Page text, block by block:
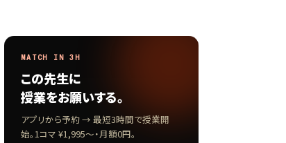
MATCH IN 3H
この先生に
授業をお願いする。
アプリから予約 → 最短3時間で授業開
始。1コマ ¥1,995〜・月額0円。